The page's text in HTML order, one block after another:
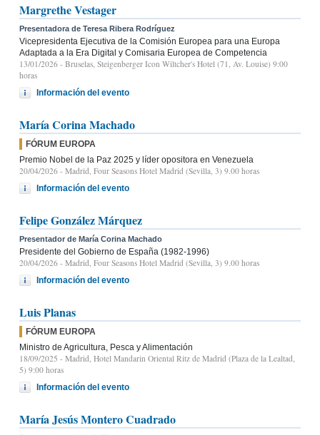
Margrethe Vestager
Presentadora de Teresa Ribera Rodríguez
Vicepresidenta Ejecutiva de la Comisión Europea para una Europa
Adaptada a la Era Digital y Comisaria Europea de Competencia
13/01/2026 - Bruselas, Steigenberger Icon Wiltcher's Hotel (71, Av. Louise) 9:00
horas
Información del evento
María Corina Machado
FÓRUM EUROPA
Premio Nobel de la Paz 2025 y líder opositora en Venezuela
20/04/2026 - Madrid, Four Seasons Hotel Madrid (Sevilla, 3) 9.00 horas
Información del evento
Felipe González Márquez
Presentador de María Corina Machado
Presidente del Gobierno de España (1982-1996)
20/04/2026 - Madrid, Four Seasons Hotel Madrid (Sevilla, 3) 9.00 horas
Información del evento
Luis Planas
FÓRUM EUROPA
Ministro de Agricultura, Pesca y Alimentación
18/09/2025 - Madrid, Hotel Mandarin Oriental Ritz de Madrid (Plaza de la Lealtad,
5) 9:00 horas
Información del evento
María Jesús Montero Cuadrado